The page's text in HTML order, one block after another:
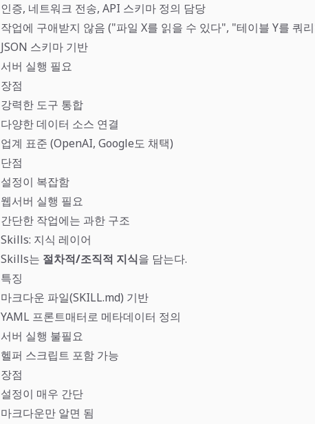
인증, 네트워크 전송, API 스키마 정의 담당
작업에 구애받지 않음 ("파일 X를 읽을 수 있다", "테이블 Y를 쿼
JSON 스키마 기반
서버 실행 필요
장점
강력한 도구 통합
다양한 데이터 소스 연결
업계 표준 (OpenAI, Google도 채택)
단점
설정이 복잡함
웹서버 실행 필요
간단한 작업에는 과한 구조
Skills: 지식 레이어
Skills는 절차적/조직적 지식을 담는다.
특징
마크다운 파일(SKILL.md) 기반
YAML 프론트매터로 메타데이터 정의
서버 실행 불필요
헬퍼 스크립트 포함 가능
장점
설정이 매우 간단
마크다운만 알면 됨